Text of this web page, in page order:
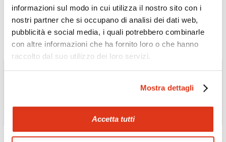
informazioni sul modo in cui utilizza il nostro sito con i
nostri partner che si occupano di analisi dei dati web,
pubblicità e social media, i quali potrebbero combinarle
con altre informazioni che ha fornito loro o che hanno
raccolto dal suo utilizzo dei loro servizi.
Mostra dettagli
Accetta tutti
Scopri l'Escursione »